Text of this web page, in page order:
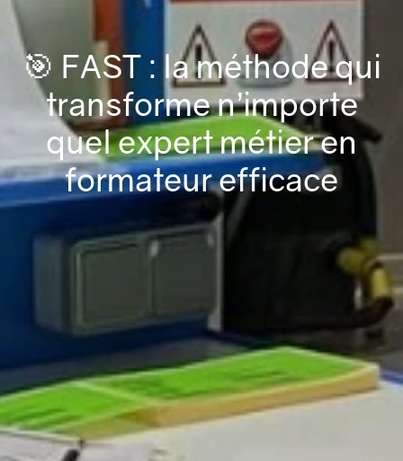
🎯 FAST : la méthode qui
transforme n’importe
quel expert métier en
formateur efficace